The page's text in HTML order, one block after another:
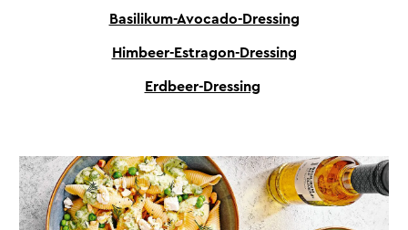
Basilikum-Avocado-Dressing
Himbeer-Estragon-Dressing
Erdbeer-Dressing